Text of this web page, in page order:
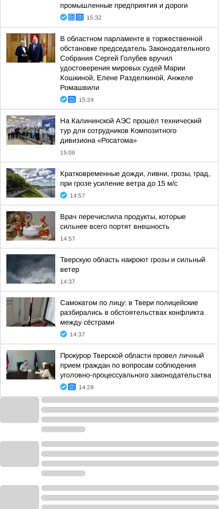
промышленные предприятия и дороги
15:32
В областном парламенте в торжественной
обстановке председатель Законодательного
Собрания Сергей Голубев вручил
удостоверения мировых судей Марии
Кошкиной, Елене Разделкиной, Анжеле
Ромашвили
15:24
На Калининской АЭС прошёл технический
тур для сотрудников Композитного
дивизиона «Росатома»
15:06
Кратковременные дожди, ливни, грозы, град,
при грозе усиление ветра до 15 м/с
14:57
Врач перечислила продукты, которые
сильнее всего портят внешность
14:57
Тверскую область накроют грозы и сильный
ветер
14:37
Самокатом по лицу: в Твери полицейские
разбирались в обстоятельствах конфликта
между сёстрами
14:37
Прокурор Тверской области провел личный
прием граждан по вопросам соблюдения
уголовно-процессуального законодательства
14:28